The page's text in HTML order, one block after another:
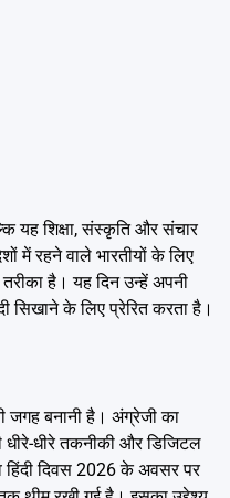
यह शिक्षा, संस्कृति और संचार
में रहने वाले भारतीयों के लिए
है। यह दिन उन्हें अपनी
सिखाने के लिए प्रेरित करता है।
जगह बनानी है। अंग्रेजी का
धीरे-धीरे तकनीकी और डिजिटल
हिंदी दिवस 2026 के अवसर पर